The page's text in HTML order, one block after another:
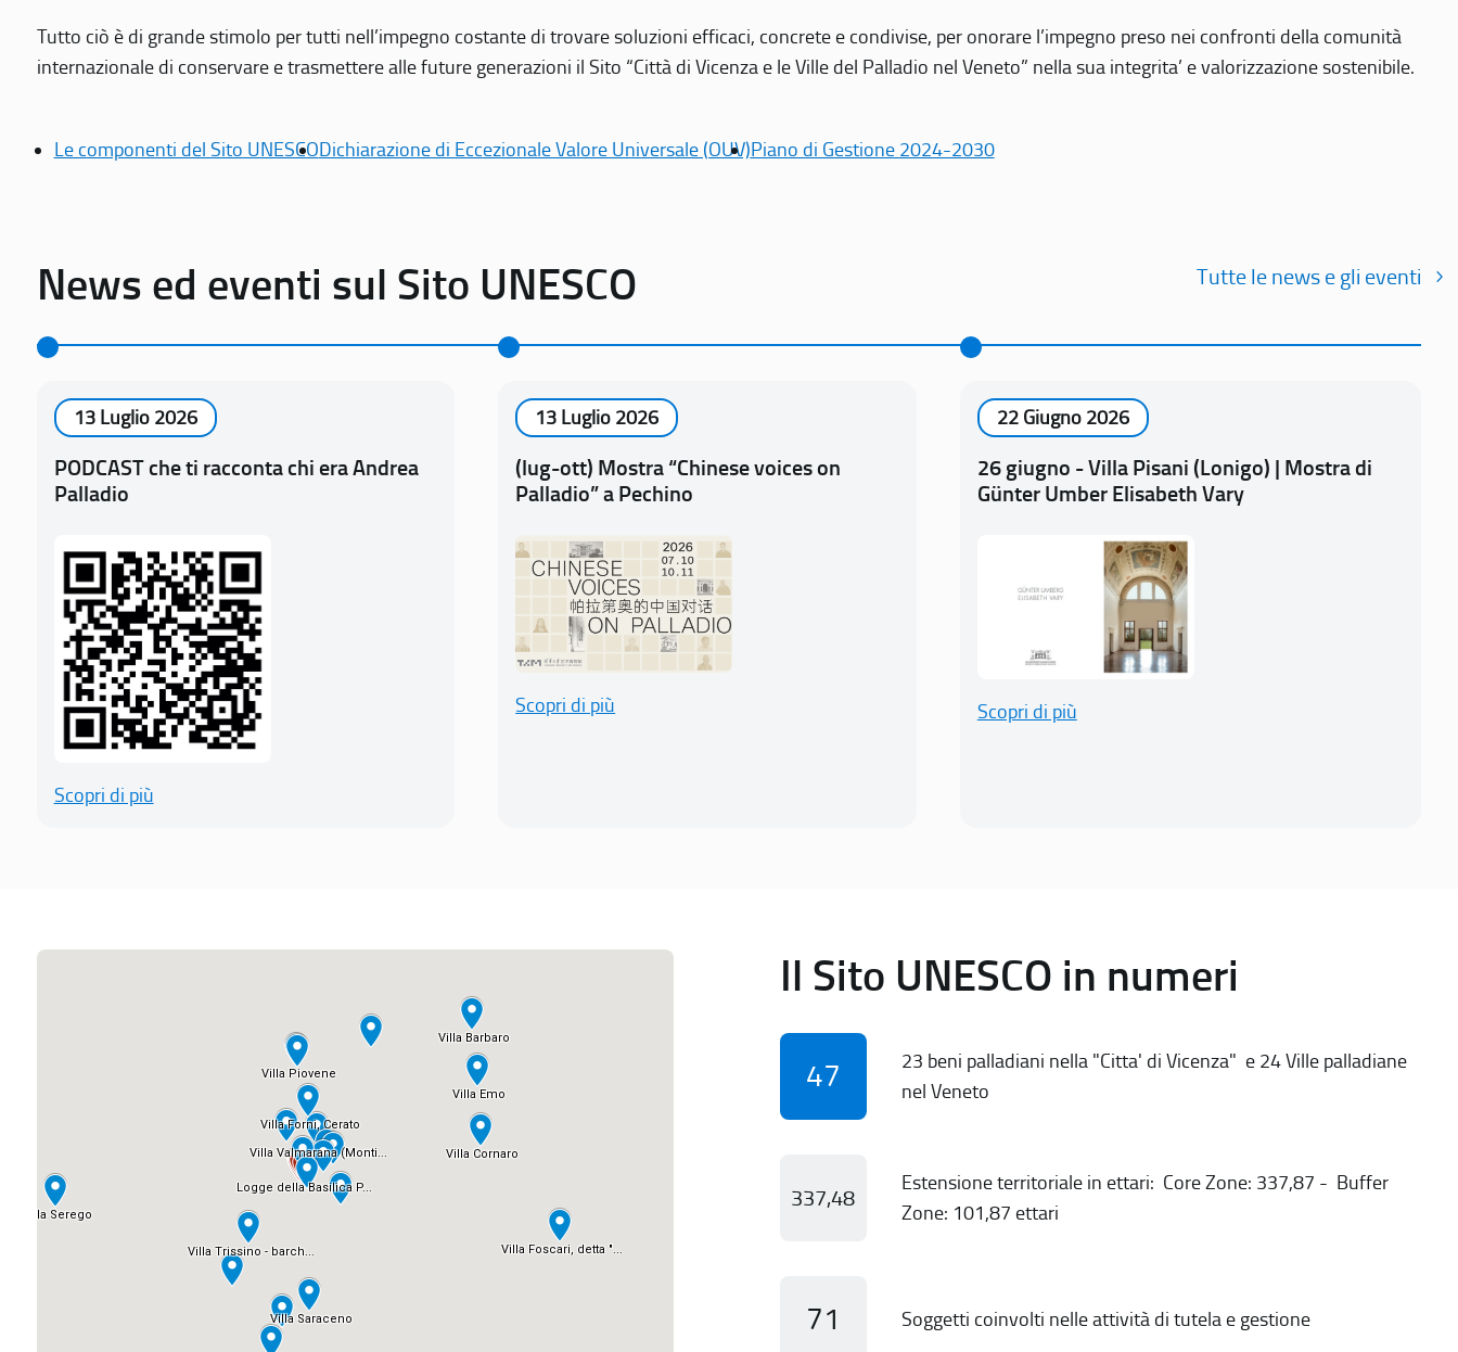
Tutto ciò è di grande stimolo per tutti nell’impegno costante di trovare soluzioni efficaci, concrete e condivise, per onorare l’impegno preso nei confronti della comunità
internazionale di conservare e trasmettere alle future generazioni il Sito “Città di Vicenza e le Ville del Palladio nel Veneto” nella sua integrita’ e valorizzazione sostenibile.
Le componenti del Sito UNESCODichiarazione di Eccezionale Valore Universale (OUV)Piano di Gestione 2024-2030
News ed eventi sul Sito UNESCO Tutte le news e gli eventi
13 Luglio 2026
PODCAST che ti racconta chi era Andrea
Palladio
Scopri di più
13 Luglio 2026
(lug-ott) Mostra “Chinese voices on
Palladio” a Pechino
Scopri di più
22 Giugno 2026
26 giugno - Villa Pisani (Lonigo) | Mostra di
Günter Umber Elisabeth Vary
Scopri di più
Il Sito UNESCO in numeri
47
23 beni palladiani nella "Citta' di Vicenza" e 24 Ville palladiane
nel Veneto
337,48
Estensione territoriale in ettari: Core Zone: 337,87 - Buffer
Zone: 101,87 ettari
71 Soggetti coinvolti nelle attività di tutela e gestione